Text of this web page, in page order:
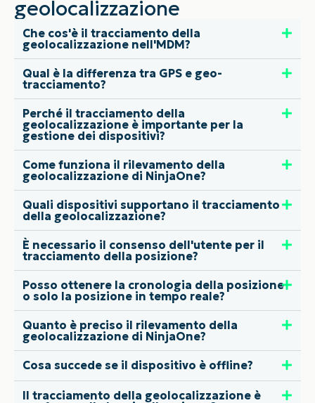
geolocalizzazione
Che cos'è il tracciamento della
geolocalizzazione nell'MDM?
Qual è la differenza tra GPS e geo-
tracciamento?
Perché il tracciamento della
geolocalizzazione è importante per la
gestione dei dispositivi?
Come funziona il rilevamento della
geolocalizzazione di NinjaOne?
Quali dispositivi supportano il tracciamento
della geolocalizzazione?
È necessario il consenso dell'utente per il
tracciamento della posizione?
Posso ottenere la cronologia della posizione
o solo la posizione in tempo reale?
Quanto è preciso il rilevamento della
geolocalizzazione di NinjaOne?
Cosa succede se il dispositivo è offline?
Il tracciamento della geolocalizzazione è